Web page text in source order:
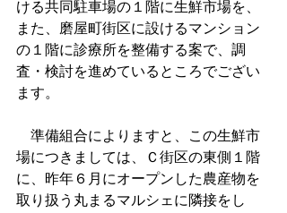
ける共同駐車場の１階に生鮮市場を、
また、磨屋町街区に設けるマンション
の１階に診療所を整備する案で、調
査・検討を進めているところでござい
ます。
準備組合によりますと、この生鮮市
場につきましては、Ｃ街区の東側１階
に、昨年６月にオープンした農産物を
取り扱う丸まるマルシェに隣接をし